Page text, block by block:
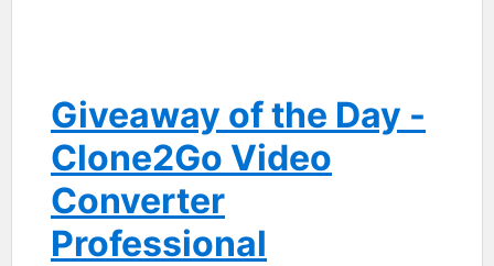
Giveaway of the Day -
Clone2Go Video
Converter
Professional